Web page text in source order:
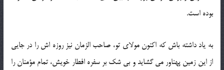
بوده است.
به یاد داشته باش که اکنون مولای تو، صاحب الزمان نیز روزه اش را در جایی
از این زمین پهناور می گشاید و بی شک بر سفره افطار خویش، تمام مؤمنان را